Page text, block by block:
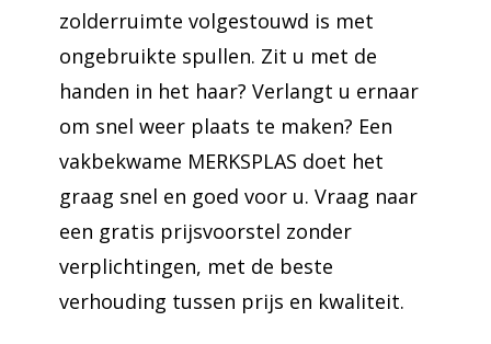
zolderruimte volgestouwd is met
ongebruikte spullen. Zit u met de
handen in het haar? Verlangt u ernaar
om snel weer plaats te maken? Een
vakbekwame MERKSPLAS doet het
graag snel en goed voor u. Vraag naar
een gratis prijsvoorstel zonder
verplichtingen, met de beste
verhouding tussen prijs en kwaliteit.